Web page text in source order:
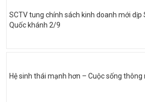
SCTV tung chính sách kinh doanh mới dịp
Quốc khánh 2/9
Hệ sinh thái mạnh hơn – Cuộc sống thông